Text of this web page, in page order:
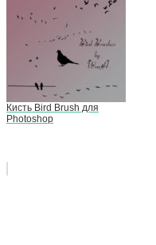
Кисть Bird Brush для
Photoshop